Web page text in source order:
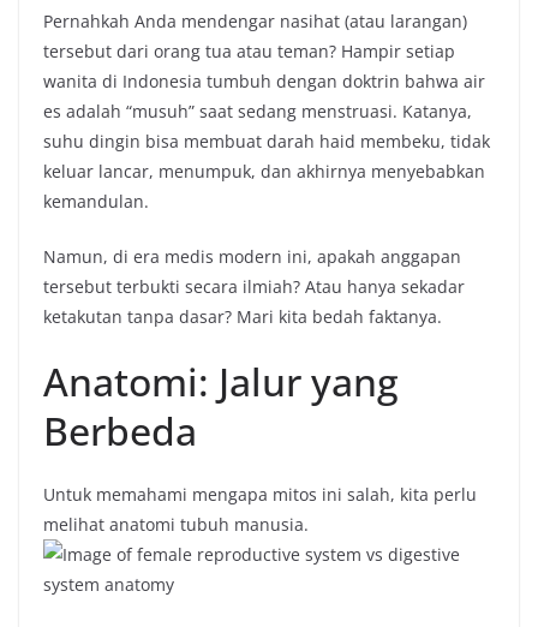
Pernahkah Anda mendengar nasihat (atau larangan)
tersebut dari orang tua atau teman? Hampir setiap
wanita di Indonesia tumbuh dengan doktrin bahwa air
es adalah “musuh” saat sedang menstruasi. Katanya,
suhu dingin bisa membuat darah haid membeku, tidak
keluar lancar, menumpuk, dan akhirnya menyebabkan
kemandulan.
Namun, di era medis modern ini, apakah anggapan
tersebut terbukti secara ilmiah? Atau hanya sekadar
ketakutan tanpa dasar? Mari kita bedah faktanya.
Anatomi: Jalur yang
Berbeda
Untuk memahami mengapa mitos ini salah, kita perlu
melihat anatomi tubuh manusia.